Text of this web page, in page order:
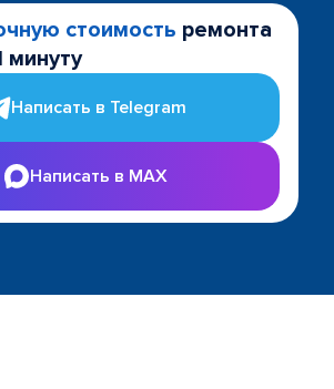
стоимость ремонта
минуту
Написать в Telegram
Написать в MAX